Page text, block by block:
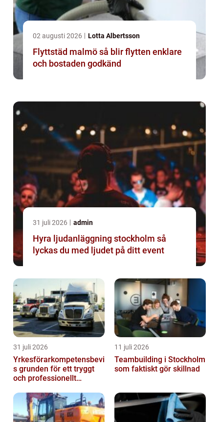
02 augusti 2026 Lotta Albertsson
Flyttstäd malmö så blir flytten enklare
och bostaden godkänd
31 juli 2026 admin
Hyra ljudanläggning stockholm så
lyckas du med ljudet på ditt event
31 juli 2026
Yrkesförarkompetensbevi
s grunden för ett tryggt
och professionellt
11 juli 2026
Teambuilding i Stockholm
som faktiskt gör skillnad